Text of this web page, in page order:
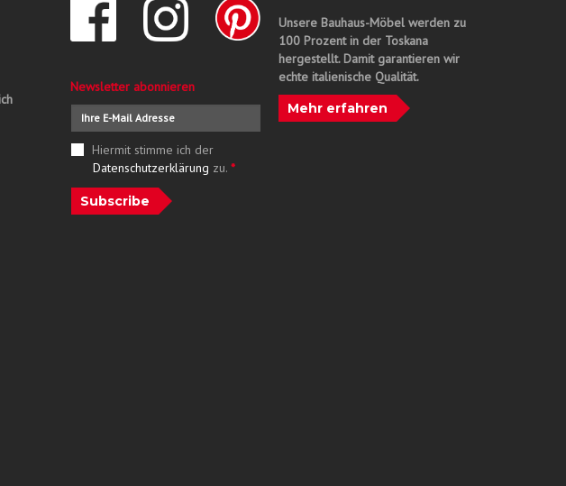
Newsletter abonnieren
Hiermit stimme ich der
Datenschutzerklärung zu. *
Subscribe
Unsere Bauhaus-Möbel werden zu
100 Prozent in der Toskana
hergestellt. Damit garantieren wir
echte italienische Qualität.
Mehr erfahren